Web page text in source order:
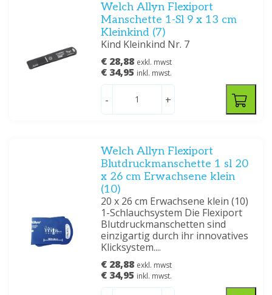
Welch Allyn Flexiport
Manschette 1-Sl 9 x 13 cm
Kleinkind (7)
Kind Kleinkind Nr. 7
€ 28,88 exkl. mwst
€ 34,95 inkl. mwst.
- +
Welch Allyn Flexiport
Blutdruckmanschette 1 sl 20
x 26 cm Erwachsene klein
(10)
20 x 26 cm Erwachsene klein (10)
1-Schlauchsystem Die Flexiport
Blutdruckmanschetten sind
einzigartig durch ihr innovatives
Klicksystem....
€ 28,88 exkl. mwst
€ 34,95 inkl. mwst.